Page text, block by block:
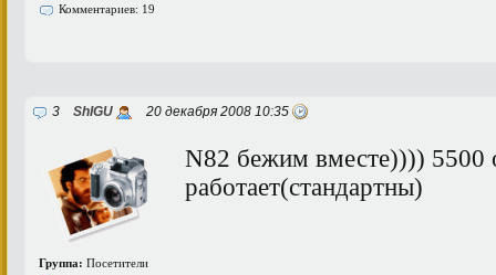
Комментариев: 19
3 ShIGU 20 декабря 2008 10:35
Группа: Посетители
N82 бежим вместе)))) 5500
работает(стандартны)